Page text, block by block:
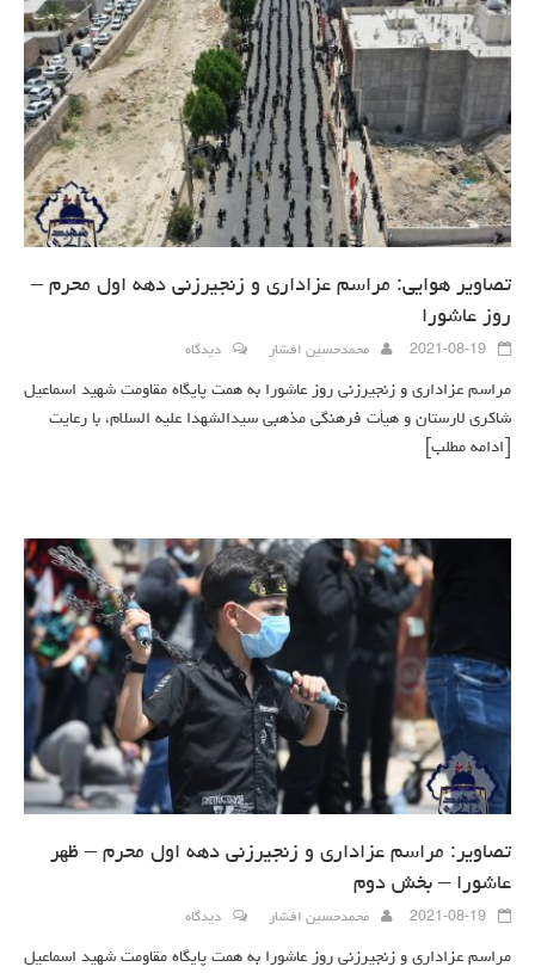
تصاویر هوایی: مراسم عزاداری و زنجیرزنی دهه اول محرم –
روز عاشورا
2021-08-19 محمدحسین افشار دیدگاه
مراسم عزاداری و زنجیرزنی روز عاشورا به همت پایگاه مقاومت شهید اسماعیل
شاکری لارستان و هیأت فرهنگی مذهبی سیدالشهدا علیه السلام، با رعایت
[ادامه مطلب]
تصاویر: مراسم عزاداری و زنجیرزنی دهه اول محرم – ظهر
عاشورا – بخش دوم
2021-08-19 محمدحسین افشار دیدگاه
مراسم عزاداری و زنجیرزنی روز عاشورا به همت پایگاه مقاومت شهید اسماعیل